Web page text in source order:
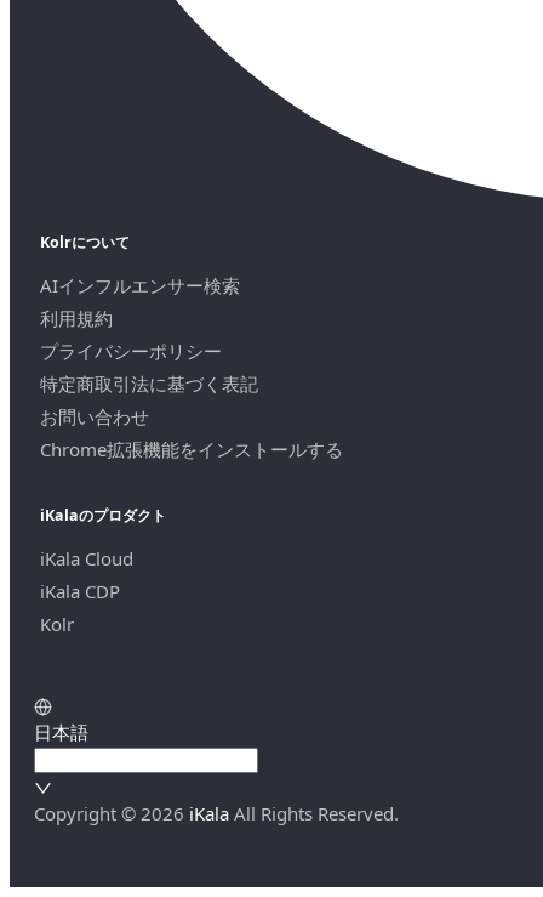
Kolrについて
AIインフルエンサー検索
利用規約
プライバシーポリシー
特定商取引法に基づく表記
お問い合わせ
Chrome拡張機能をインストールする
iKalaのプロダクト
iKala Cloud
iKala CDP
Kolr
日本語
Copyright © 2026 iKala All Rights Reserved.